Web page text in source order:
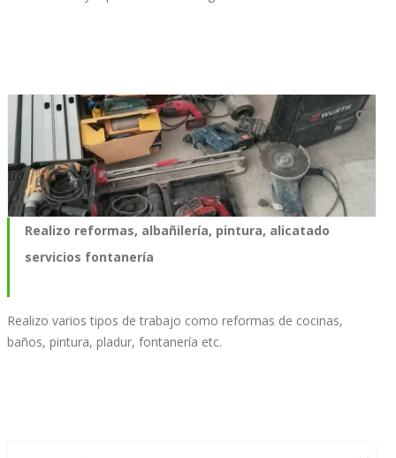
Realizo reformas, albañilería, pintura, alicatado
servicios fontanería
Realizo varios tipos de trabajo como reformas de cocinas,
baños, pintura, pladur, fontanería etc.